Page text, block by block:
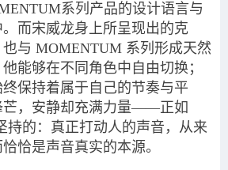
系列产品的设计语言与
而宋威龙身上所呈现出的克
与 MOMENTUM 系列形成天然
能够在不同角色中自由切换；
保持着属于自己的节奏与平
芒，安静却充满力量——正如
持的：真正打动人的声音，从来
恰是声音真实的本源。